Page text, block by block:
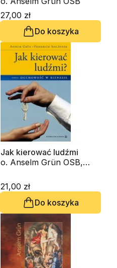
27,00 zł
Do koszyka
Jak kierować ludźmi
o. Anselm Grün OSB,
21,00 zł
Do koszyka